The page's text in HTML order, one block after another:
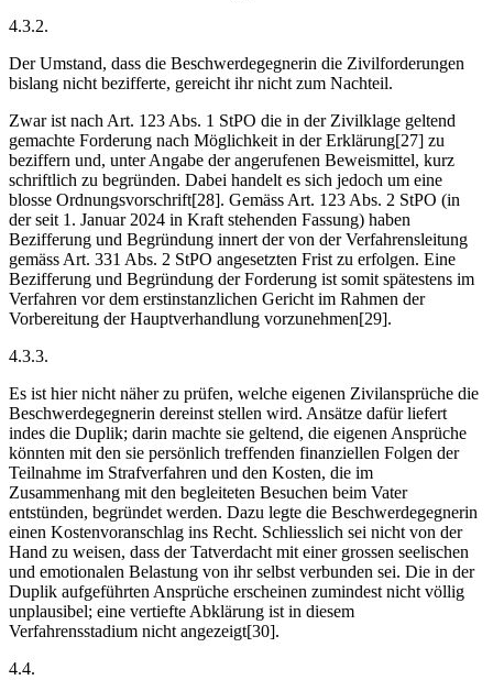
4.3.2.
Der Umstand, dass die Beschwerdegegnerin die Zivilforderungen
bislang nicht bezifferte, gereicht ihr nicht zum Nachteil.
Zwar ist nach Art. 123 Abs. 1 StPO die in der Zivilklage geltend
gemachte Forderung nach Möglichkeit in der Erklärung[27] zu
beziffern und, unter Angabe der angerufenen Beweismittel, kurz
schriftlich zu begründen. Dabei handelt es sich jedoch um eine
blosse Ordnungsvorschrift[28]. Gemäss Art. 123 Abs. 2 StPO (in
der seit 1. Januar 2024 in Kraft stehenden Fassung) haben
Bezifferung und Begründung innert der von der Verfahrensleitung
gemäss Art. 331 Abs. 2 StPO angesetzten Frist zu erfolgen. Eine
Bezifferung und Begründung der Forderung ist somit spätestens im
Verfahren vor dem erstinstanzlichen Gericht im Rahmen der
Vorbereitung der Hauptverhandlung vorzunehmen[29].
4.3.3.
Es ist hier nicht näher zu prüfen, welche eigenen Zivilansprüche die
Beschwerdegegnerin dereinst stellen wird. Ansätze dafür liefert
indes die Duplik; darin machte sie geltend, die eigenen Ansprüche
könnten mit den sie persönlich treffenden finanziellen Folgen der
Teilnahme im Strafverfahren und den Kosten, die im
Zusammenhang mit den begleiteten Besuchen beim Vater
entstünden, begründet werden. Dazu legte die Beschwerdegegnerin
einen Kostenvoranschlag ins Recht. Schliesslich sei nicht von der
Hand zu weisen, dass der Tatverdacht mit einer grossen seelischen
und emotionalen Belastung von ihr selbst verbunden sei. Die in der
Duplik aufgeführten Ansprüche erscheinen zumindest nicht völlig
unplausibel; eine vertiefte Abklärung ist in diesem
Verfahrensstadium nicht angezeigt[30].
4.4.